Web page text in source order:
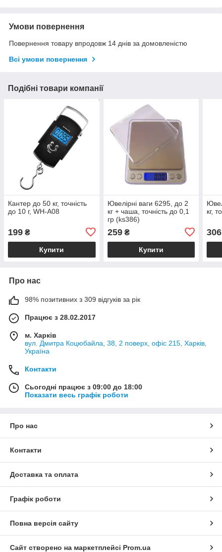
Умови повернення
Повернення товару впродовж 14 днів за домовленістю
Всі умови повернення
Подібні товари компанії
Кантер до 50 кг, точність
до 10 г, WH-A08
199 ₴
Купити
Ювелірні ваги 6295, до 2
кг + чаша, точність до 0,1
гр (ks386)
259₴
Купити
кг,
306
Про нас
98% позитивних з 309 відгуків за рік
Працює з 28.02.2017
м. Харків
вул. Дмитра Коцюбайла, 38, 2 поверх, офіс 215, Харків,
Україна
Контакти
Сьогодні працює з 09:00 до 18:00
Показати весь графік роботи
Про нас
Контакти
Доставка та оплата
Графік роботи
Повна версія сайту
Сайт створено на маркетплейсі Prom.ua